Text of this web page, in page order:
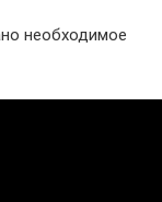
необходимое